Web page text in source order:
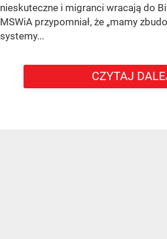
nieskuteczne i migranci wracają do
MSWiA przypomniał, że „mamy
systemy...
CZYTAJ